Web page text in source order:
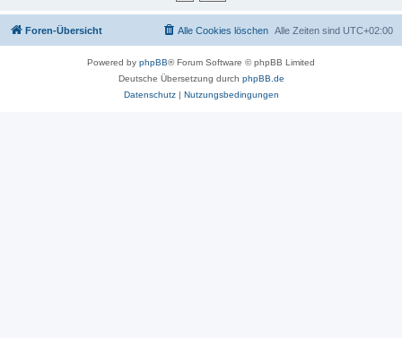
Foren-Übersicht Alle Zeiten sind UTC+02:00
Alle Cookies löschen
Powered by phpBB® Forum Software © phpBB Limited
Deutsche Übersetzung durch phpBB.de
Datenschutz| Nutzungsbedingungen